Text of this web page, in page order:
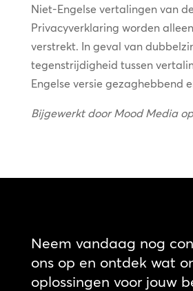
Niet-Engelse vertalingen van
Privacyverklaring worden
verstrekt. In geval van
tegenstrijdigheid tussen
Engelse versie gezaghebbend
Bijgewerkt door Mood Media
Neem vandaag nog
ons op en ontdek wat
oplossingen voor jouw